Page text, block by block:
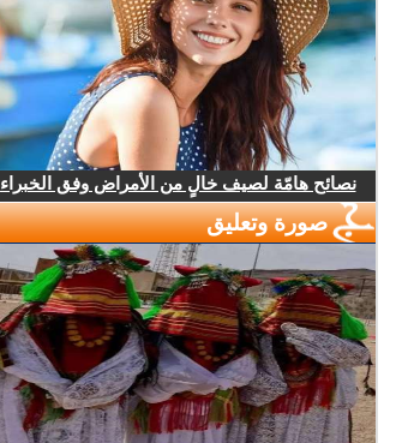
نصائح هامّة لصيف خالٍ من الأمراض وفق الخبراء
صورة وتعليق